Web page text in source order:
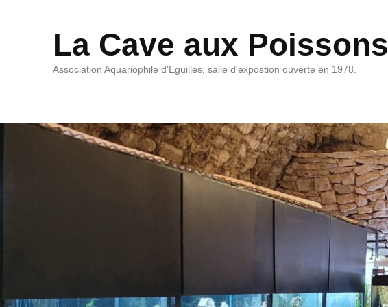
La Cave aux Poissons
Association Aquariophile d'Eguilles, salle d'expostion ouverte en 1978.